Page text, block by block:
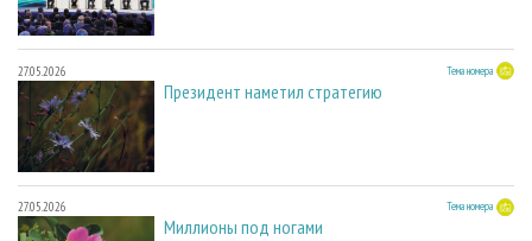
27.05.2026 Тема номера
Президент наметил стратегию
27.05.2026 Тема номера
Миллионы под ногами